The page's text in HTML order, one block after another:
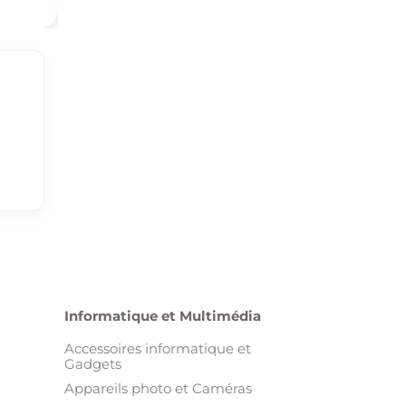
Informatique et Multimédia
Accessoires informatique et
Gadgets
Appareils photo et Caméras